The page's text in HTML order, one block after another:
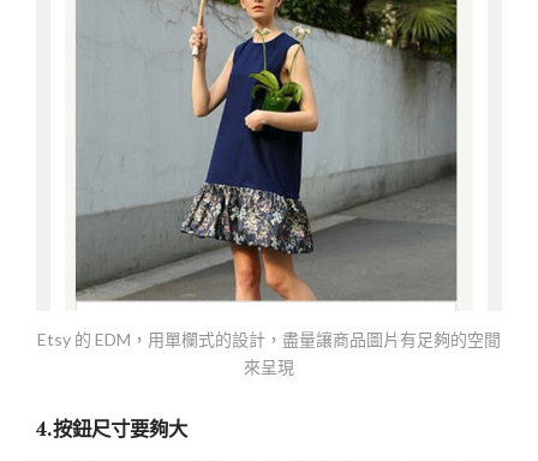
Etsy 的 EDM，用單欄式的設計，盡量讓商品圖片有足夠的空間
來呈現
4.按鈕尺寸要夠大